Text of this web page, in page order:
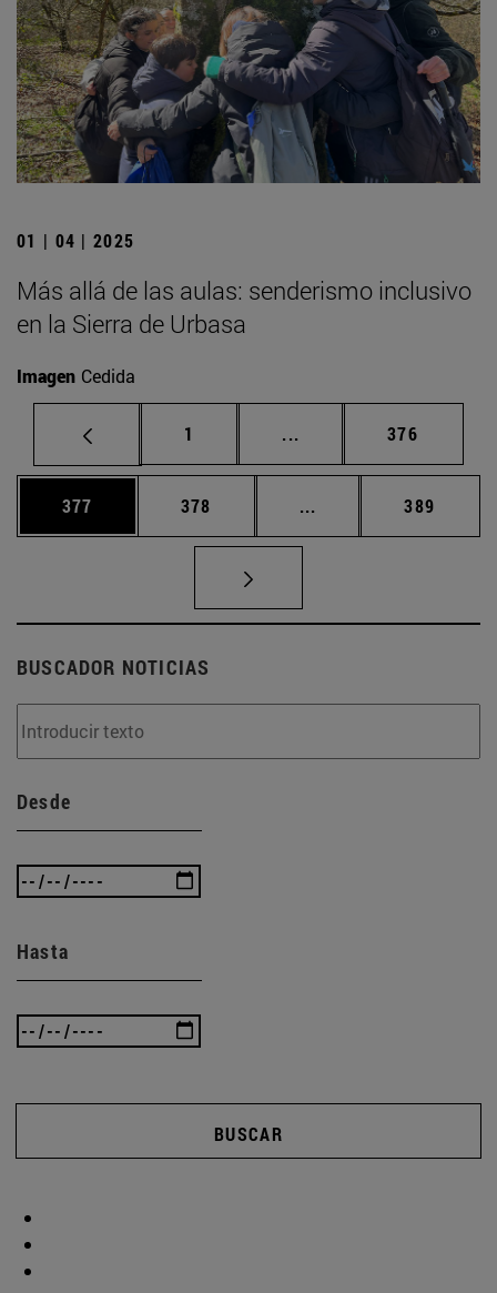
01 | 04 | 2025
Más allá de las aulas: senderismo inclusivo
en la Sierra de Urbasa
Imagen Cedida
Página
1 ... Páginas intermedias
Página
376
Página
377 Página
378 ... Páginas intermedias
Página
389
BUSCADOR NOTICIAS
Desde
Hasta
BUSCAR